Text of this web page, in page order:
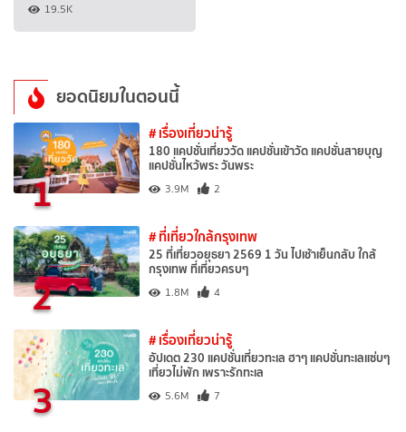
19.5K
ยอดนิยมในตอนนี้
1
# เรื่องเที่ยวน่ารู้
180 แคปชั่นเที่ยววัด แคปชั่นเข้าวัด แคปชั่นสายบุญ
แคปชั่นไหว้พระ วันพระ
3.9M 2
2
# ที่เที่ยวใกล้กรุงเทพ
25 ที่เที่ยวอยุธยา 2569 1 วัน ไปเช้าเย็นกลับ ใกล้
กรุงเทพ ที่เที่ยวครบๆ
1.8M 4
3
# เรื่องเที่ยวน่ารู้
อัปเดต 230 แคปชั่นเที่ยวทะเล ฮาๆ แคปชั่นทะเลแซ่บๆ
เที่ยวไม่พัก เพราะรักทะเล
5.6M 7